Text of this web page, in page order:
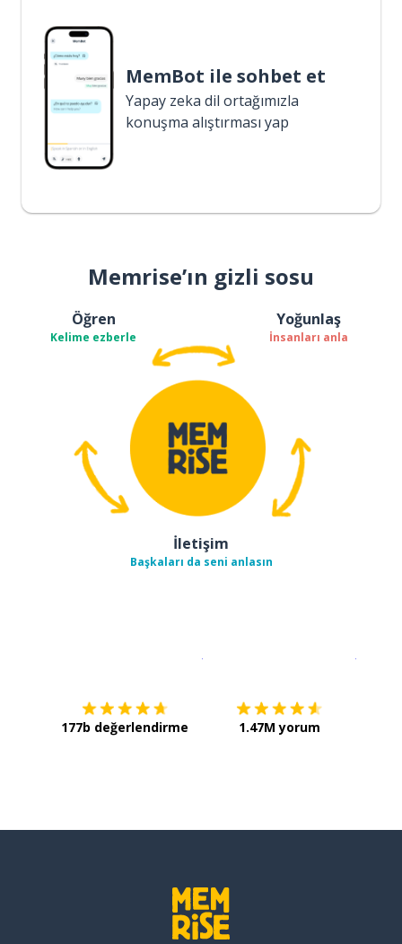
MemBot ile sohbet et
Yapay zeka dil ortağımızla
konuşma alıştırması yap
Memrise’ın gizli sosu
Öğren
Kelime ezberle
Yoğunlaş
İnsanları anla
İletişim
Başkaları da seni anlasın
177b değerlendirme 1.47M yorum